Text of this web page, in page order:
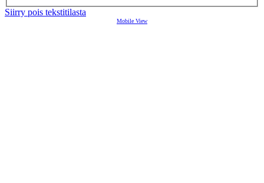
Siirry pois tekstitilasta
Mobile View